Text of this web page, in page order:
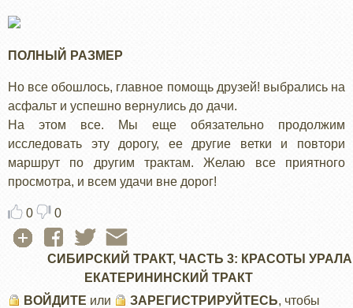
ПОЛНЫЙ РАЗМЕР
Но все обошлось, главное помощь друзей! выбрались на
асфальт и успешно вернулись до дачи.
На этом все. Мы еще обязательно продолжим
исследовать эту дорогу, ее другие ветки и повтори
маршрут по другим трактам. Желаю все приятного
просмотра, и всем удачи вне дорог!
0 0
СИБИРСКИЙ ТРАКТ, ЧАСТЬ 3: КРАСОТЫ УРАЛА
ЕКАТЕРИНИНСКИЙ ТРАКТ
ВОЙДИТЕ или ЗАРЕГИСТРИРУЙТЕСЬ, чтобы